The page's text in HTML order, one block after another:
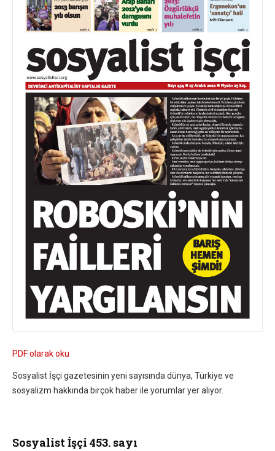
PDF olarak oku
Sosyalist İşçi gazetesinin yeni sayısında dünya, Türkiye ve
sosyalizm hakkında birçok haber ile yorumlar yer alıyor.
Sosyalist İşçi 453. sayı